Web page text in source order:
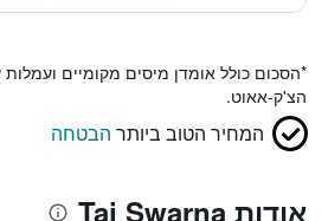
*הסכום כולל אומדן מיסים מקומיים
הצ'ק-אאוט.
המחיר הטוב ביותר הבטחה
אודות Taj Swarna